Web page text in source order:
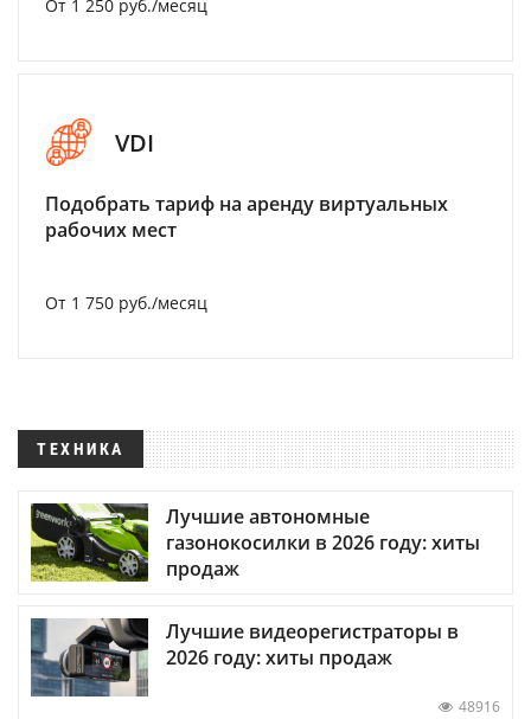
От 1 250 руб./месяц
VDI
Подобрать тариф на аренду виртуальных
рабочих мест
От 1 750 руб./месяц
ТЕХНИКА
Лучшие автономные
газонокосилки в 2026 году: хиты
продаж
Лучшие видеорегистраторы в
2026 году: хиты продаж
48916